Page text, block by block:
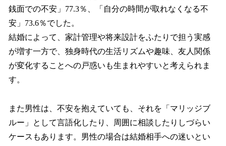
銭面での不安」77.3％、「自分の時間が取れなくなる不
安」73.6％でした。
結婚によって、家計管理や将来設計をふたりで担う実感
が増す一方で、独身時代の生活リズムや趣味、友人関係
が変化することへの戸惑いも生まれやすいと考えられま
す。
また男性は、不安を抱えていても、それを「マリッジブ
ルー」として言語化したり、周囲に相談したりしづらい
ケースもあります。男性の場合は結婚相手への迷いとい